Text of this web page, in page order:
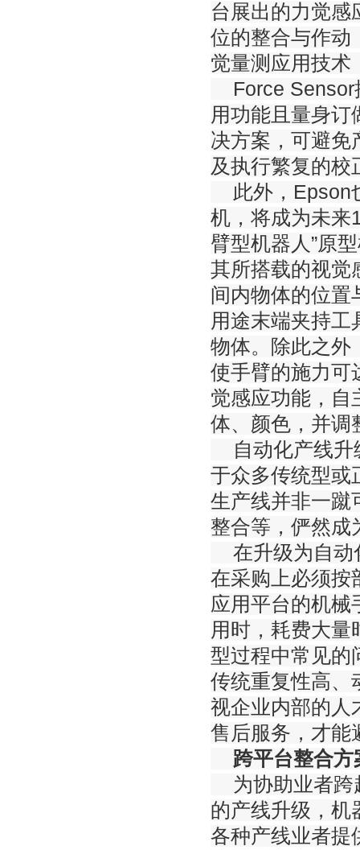
台展出的力觉感
位的整合与作动
觉量测应用技术
Force Sensor
用功能且量身订
决方案，可避免
及执行繁复的校
此外，Epson
机，将成为未来
臂型机器人”原
其所搭载的视觉
间内物体的位置
用途末端夹持工
物体。除此之外
使手臂的施力可
觉感应功能，自
体、颜色，并调
自动化产线升
于众多传统型或
生产线并非一蹴
整合等，俨然成
在升级为自动
在采购上必须按
应用平台的机械
用时，耗费大量
型过程中常见的
传统重复性高、
视企业内部的人
售后服务，才能
跨平台整合
为协助业者跨
的产线升级，机
各种产线业者提